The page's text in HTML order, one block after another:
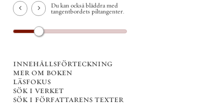
Du kan också bläddra med
tangentbordets piltangenter.
innehållsförteckning
mer om boken
läsfokus
sök i verket
sök i författarens texter